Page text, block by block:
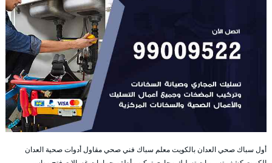
أول سباك صحي العدان بالكويت معلم سباك فني صحي مقاول أدوات صحية العدان